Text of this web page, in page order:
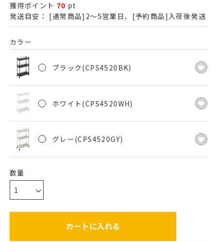
獲得ポイント 70 pt
発送目安： [通常商品]2～5営業日、[予約商品]入荷後発送
カラー
ブラック(CPS4520BK)
ホワイト(CPS4520WH)
グレー(CPS4520GY)
カートに入れる